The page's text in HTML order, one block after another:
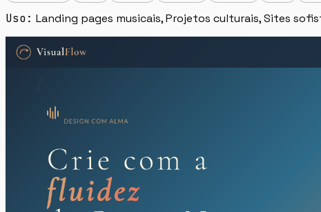
Uso: Landing pages musicais, Projetos culturais, Sites